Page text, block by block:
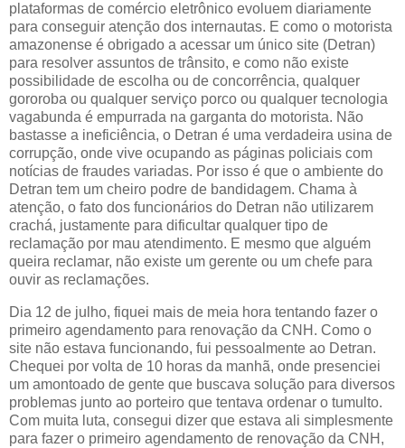
plataformas de comércio eletrônico evoluem diariamente
para conseguir atenção dos internautas. E como o motorista
amazonense é obrigado a acessar um único site (Detran)
para resolver assuntos de trânsito, e como não existe
possibilidade de escolha ou de concorrência, qualquer
gororoba ou qualquer serviço porco ou qualquer tecnologia
vagabunda é empurrada na garganta do motorista. Não
bastasse a ineficiência, o Detran é uma verdadeira usina de
corrupção, onde vive ocupando as páginas policiais com
notícias de fraudes variadas. Por isso é que o ambiente do
Detran tem um cheiro podre de bandidagem. Chama à
atenção, o fato dos funcionários do Detran não utilizarem
crachá, justamente para dificultar qualquer tipo de
reclamação por mau atendimento. E mesmo que alguém
queira reclamar, não existe um gerente ou um chefe para
ouvir as reclamações.
Dia 12 de julho, fiquei mais de meia hora tentando fazer o
primeiro agendamento para renovação da CNH. Como o
site não estava funcionando, fui pessoalmente ao Detran.
Chequei por volta de 10 horas da manhã, onde presenciei
um amontoado de gente que buscava solução para diversos
problemas junto ao porteiro que tentava ordenar o tumulto.
Com muita luta, consegui dizer que estava ali simplesmente
para fazer o primeiro agendamento de renovação da CNH,